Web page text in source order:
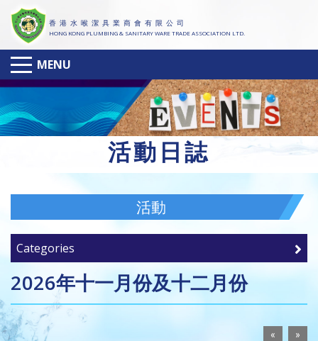
香 港 水 喉 潔 具 業 商 會 有 限 公 司
HONG KONG PLUMBING & SANITARY WARE TRADE ASSOCIATION LTD.
MENU
活動日誌
活動
Categories
2026年十一月份及十二月份
« »